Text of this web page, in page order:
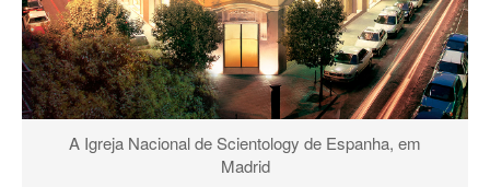
A Igreja Nacional de Scientology de Espanha, em
Madrid